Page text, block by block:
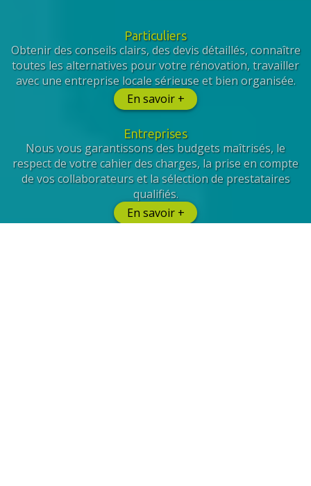
Particuliers
Obtenir des conseils clairs, des devis détaillés, connaître
toutes les alternatives pour votre rénovation, travailler
avec une entreprise locale sérieuse et bien organisée.
En savoir +
Entreprises
Nous vous garantissons des budgets maîtrisés, le
respect de votre cahier des charges, la prise en compte
de vos collaborateurs et la sélection de prestataires
qualifiés.
En savoir +